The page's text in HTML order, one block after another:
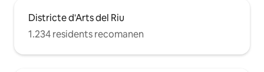
Districte d'Arts del Riu
1.234 residents recomanen